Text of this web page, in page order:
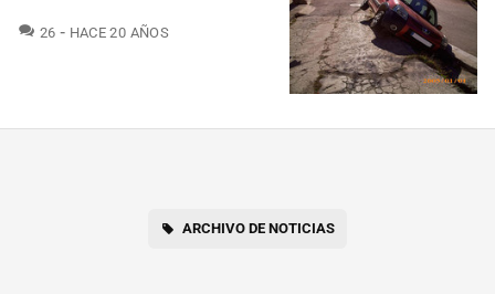
26 COMENTARIOS
HACE 20 AÑOS
ARCHIVO DE NOTICIAS